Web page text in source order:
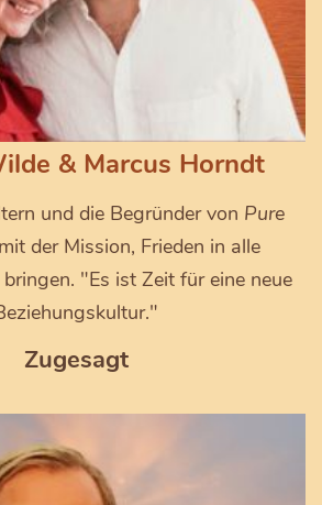
& Marcus Horndt
und die Begründer von Pure
mit der Mission, Frieden in alle
"Es ist Zeit für eine neue
Zugesagt